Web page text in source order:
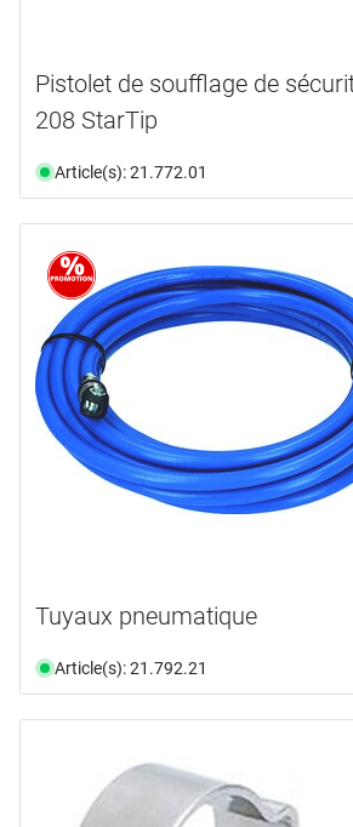
Pistolet de soufflage de
208 StarTip
Article(s): 21.772.01
Tuyaux pneumatique
Article(s): 21.792.21